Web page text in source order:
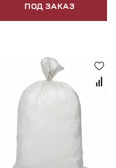
ПОД ЗАКАЗ